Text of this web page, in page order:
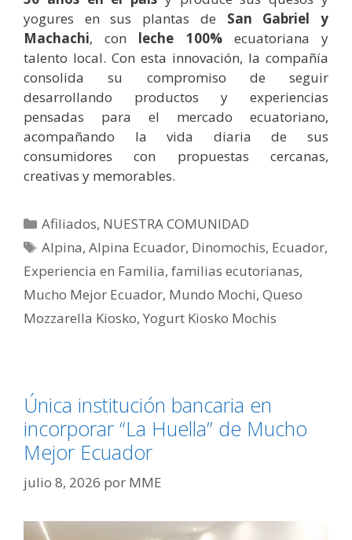
yogures en sus plantas de San Gabriel y
Machachi, con leche 100%ecuatoriana y
talento local. Con esta innovación, la compañía
consolida su compromiso de seguir
desarrollando productos y experiencias
pensadas para el mercado ecuatoriano,
acompañando la vida diaria de sus
consumidores con propuestas cercanas,
creativas y memorables.
Afiliados, NUESTRA COMUNIDAD
Alpina,Alpina Ecuador, Dinomochis, Ecuador,
Experiencia en Familia, familias ecutorianas,
Mucho Mejor Ecuador, Mundo Mochi, Queso
Mozzarella Kiosko, Yogurt Kiosko Mochis
Única institución bancaria en
incorporar “La Huella” de Mucho
Mejor Ecuador
julio 8, 2026 por MME